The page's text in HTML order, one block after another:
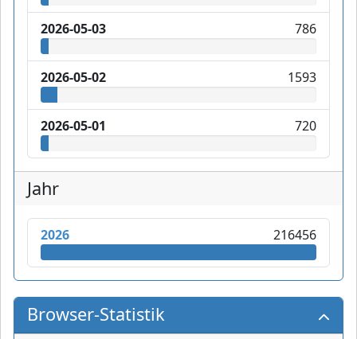
2026-05-03 786
2026-05-02 1593
2026-05-01 720
Jahr
2026 216456
Browser-Statistik